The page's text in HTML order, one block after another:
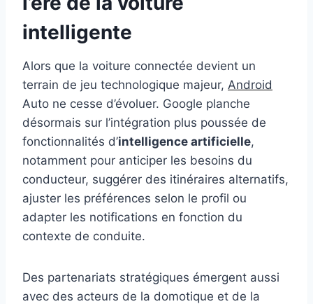
intelligente
Alors que la voiture connectée devient un
terrain de jeu technologique majeur, Android
Auto ne cesse d’évoluer. Google planche
désormais sur l’intégration plus poussée de
fonctionnalités d’intelligence artificielle,
notamment pour anticiper les besoins du
conducteur, suggérer des itinéraires alternatifs,
ajuster les préférences selon le profil ou
adapter les notifications en fonction du
contexte de conduite.
Des partenariats stratégiques émergent aussi
avec des acteurs de la domotique et de la